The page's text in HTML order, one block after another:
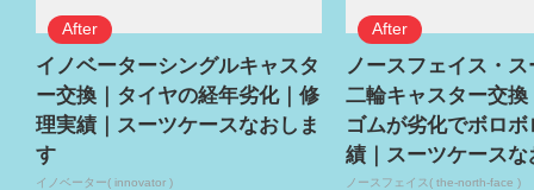
イノベーターシングルキャスタ
ー交換｜タイヤの経年劣化｜修
理実績｜スーツケースなおしま
す
イノベーター( innovator )
ノースフェイス・
二輪キャスター交換
ゴムが劣化でボロ
績｜スーツケースな
ノースフェイス( the-north-face )